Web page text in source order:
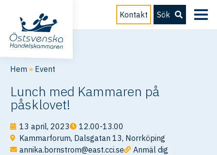
Kontakt Sök
Hem » Event
Lunch med Kammaren på
påsklovet!
13 april, 2023
12.00-13.00
Kammarforum, Dalsgatan 13, Norrköping
annika.bornstrom@east.cci.se
Anmäl dig